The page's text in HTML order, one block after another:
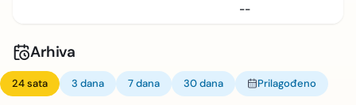
--
Arhiva
24 sata 3 dana 7 dana 30 dana Prilagođeno